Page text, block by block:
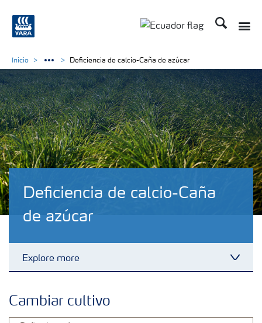
Buscar
Deficiencia de calcio-Caña
de azúcar
Explore more
Inicio Deficiencia de calcio-Caña de azúcar
Cambiar cultivo